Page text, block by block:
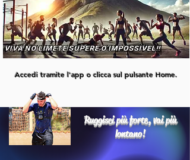
Accedi tramite l'app o clicca sul pulsante Home.
Ruggisci più forte, vai più
lontano!